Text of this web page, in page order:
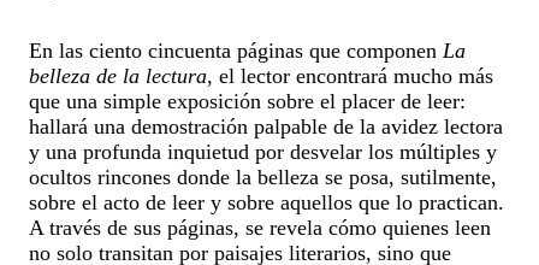
En las ciento cincuenta páginas que componen La
belleza de la lectura, el lector encontrará mucho más
que una simple exposición sobre el placer de leer:
hallará una demostración palpable de la avidez lectora
y una profunda inquietud por desvelar los múltiples y
ocultos rincones donde la belleza se posa, sutilmente,
sobre el acto de leer y sobre aquellos que lo practican.
A través de sus páginas, se revela cómo quienes leen
no solo transitan por paisajes literarios, sino que